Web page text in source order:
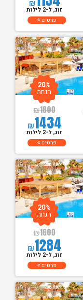
₪
זוג, ל-2 לילות
פרטים
₪1800
₪1434
20%
הנחה
זוג, ל-2 לילות
פרטים
₪1600
₪1284
20%
הנחה
זוג, ל-2 לילות
פרטים